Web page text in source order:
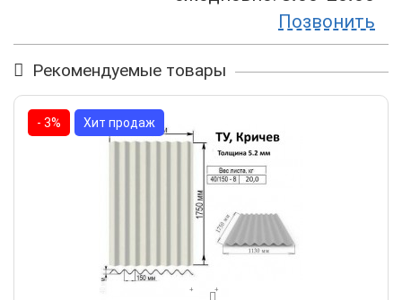
Позвонить
Рекомендуемые товары
- 3% Хит продаж